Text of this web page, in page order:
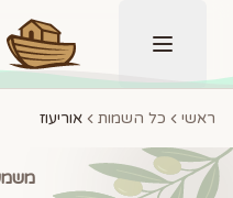
תפריט
ראשי כל השמות אוריעוז